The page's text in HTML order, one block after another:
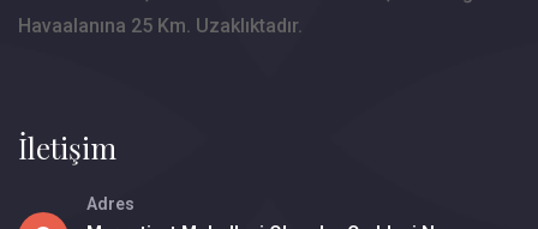
Havaalanına 25 Km. Uzaklıktadır.
İletişim
Adres